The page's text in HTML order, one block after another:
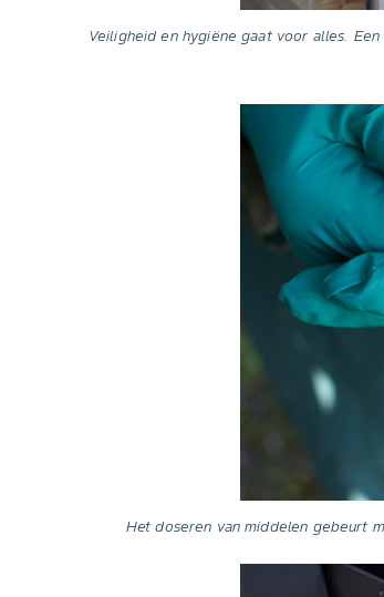
Veiligheid en hygiëne gaat voor alles.
Het doseren van middelen gebeurt